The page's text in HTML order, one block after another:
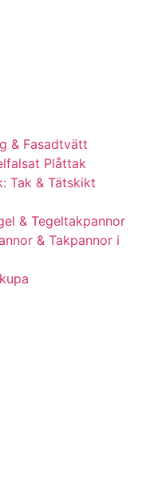
& Fasadtvätt
Plåttak
Tak & Tätskikt
& Tegeltakpannor
& Takpannor i